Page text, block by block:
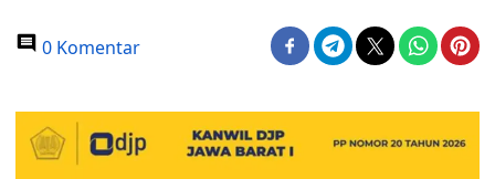
0 Komentar